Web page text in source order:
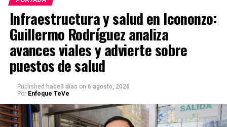
Infraestructura y salud en Icononzo:
Guillermo Rodríguez analiza
avances viales y advierte sobre
puestos de salud
Published hace3 días on 6 agosto, 2026
Por Enfoque TeVe